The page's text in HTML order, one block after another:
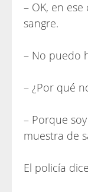
– OK, en
sangre.
– No puedo
– ¿Por qué
– Porque
muestra de
El policía